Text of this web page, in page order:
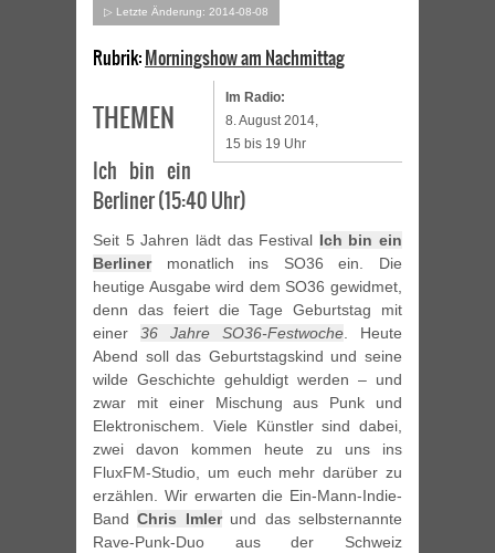
▷ Letzte Änderung: 2014-08-08
Rubrik:Morningshow am Nachmittag
Im Radio:
8. August 2014,
15 bis 19 Uhr
THEMEN
Ich bin ein
Berliner (15:40 Uhr)
Seit 5 Jahren lädt das Festival Ich bin ein
Berlinermonatlich ins SO36 ein. Die
heutige Ausgabe wird dem SO36 gewidmet,
denn das feiert die Tage Geburtstag mit
einer 36 Jahre SO36-Festwoche. Heute
Abend soll das Geburtstagskind und seine
wilde Geschichte gehuldigt werden – und
zwar mit einer Mischung aus Punk und
Elektronischem. Viele Künstler sind dabei,
zwei davon kommen heute zu uns ins
FluxFM-Studio, um euch mehr darüber zu
erzählen. Wir erwarten die Ein-Mann-Indie-
BandChris Imlerund das selbsternannte
Rave-Punk-Duo aus der Schweiz